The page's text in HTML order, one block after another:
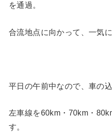
を通過。
合流地点に向かって、一気
平日の午前中なので、車の
左車線を60km・70km・
す。